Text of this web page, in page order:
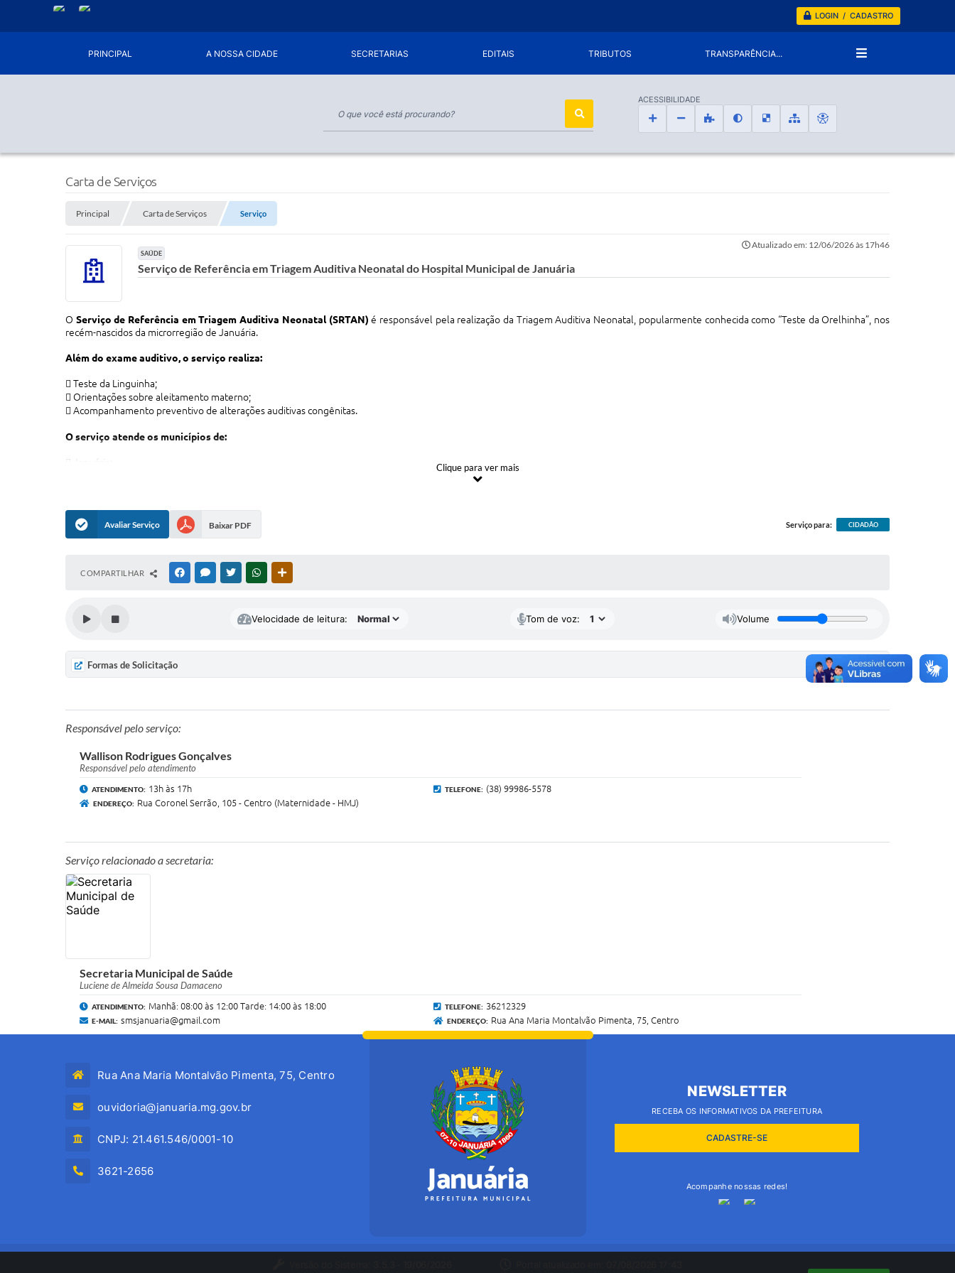
LOGIN / CADASTRO
PRINCIPAL A NOSSA CIDADE SECRETARIAS EDITAIS TRIBUTOS TRANSPARÊNCIA...
ACESSIBILIDADE
Carta de Serviços
Principal Carta de Serviços Serviço
Atualizado em: 12/06/2026 às 17h46
SAÚDE
Serviço de Referência em Triagem Auditiva Neonatal do Hospital Municipal de Januária
O Serviço de Referência em Triagem Auditiva Neonatal (SRTAN) é responsável pela realização da Triagem Auditiva Neonatal, popularmente conhecida como “Teste da Orelhinha”, nos
recém-nascidos da microrregião de Januária.
Além do exame auditivo, o serviço realiza:
 Teste da Linguinha;
 Orientações sobre aleitamento materno;
 Acompanhamento preventivo de alterações auditivas congênitas.
O serviço atende os municípios de:
 Januária;
 Pedras de Maria da Cruz.
Clique para ver mais
Avaliar Serviço Baixar PDF Serviço para: CIDADÃO
COMPARTILHAR FACEBOOKMESSENGER
TWITTERWHATSAPP
Velocidade de leitura: Tom de voz: Volume
Formas de Solicitação
Responsável pelo serviço:
Wallison Rodrigues Gonçalves
Responsável pelo atendimento
ATENDIMENTO: 13h às 17h TELEFONE: (38) 99986-5578
ENDEREÇO: Rua Coronel Serrão, 105 - Centro (Maternidade - HMJ)
Serviço relacionado a secretaria:
Secretaria Municipal de Saúde
Luciene de Almeida Sousa Damaceno
ATENDIMENTO: Manhã: 08:00 às 12:00 Tarde: 14:00 às 18:00 TELEFONE: 36212329
E-MAIL: smsjanuaria@gmail.com ENDEREÇO: Rua Ana Maria Montalvão Pimenta, 75, Centro
Rua Ana Maria Montalvão Pimenta, 75, Centro
ouvidoria@januaria.mg.gov.br
CNPJ: 21.461.546/0001-10
3621-2656
NEWSLETTER
RECEBA OS INFORMATIVOS DA PREFEITURA
CADASTRE-SE
Acompanhe nossas redes!